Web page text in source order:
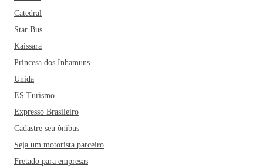
Catedral
Star Bus
Kaissara
Princesa dos Inhamuns
Unida
ES Turismo
Expresso Brasileiro
Cadastre seu ônibus
Seja um motorista parceiro
Fretado para empresas